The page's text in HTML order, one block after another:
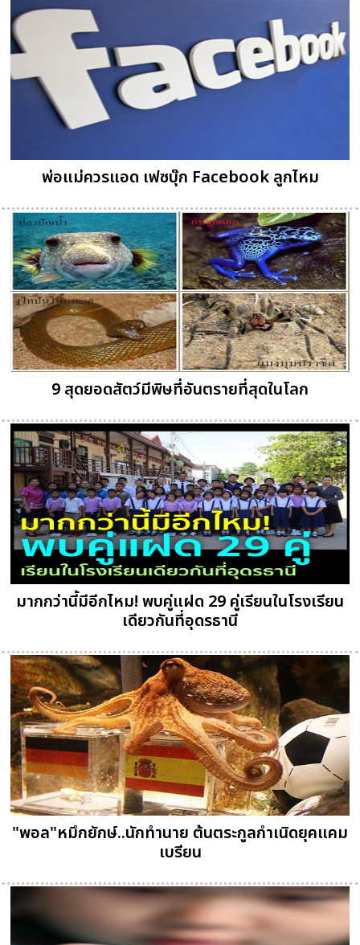
พ่อแม่ควรแอด เฟซบุ๊ก Facebook ลูกไหม
9 สุดยอดสัตว์มีพิษที่อันตรายที่สุดในโลก
มากกว่านี้มีอีกไหม! พบคู่แฝด 29 คู่เรียนในโรงเรียน
เดียวกันที่อุดรธานี
"พอล"หมึกยักษ์..นักทำนาย ต้นตระกูลกำเนิดยุคแคม
เบรียน